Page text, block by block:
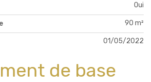
Oui
90 m²
01/05/2022
de base